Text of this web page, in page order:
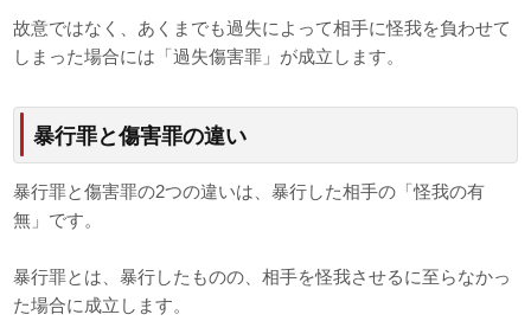
故意ではなく、あくまでも過失によって相手に怪我を負わせて
しまった場合には「過失傷害罪」が成立します。
暴行罪と傷害罪の違い
暴行罪と傷害罪の2つの違いは、暴行した相手の「怪我の有
無」です。
暴行罪とは、暴行したものの、相手を怪我させるに至らなかっ
た場合に成立します。